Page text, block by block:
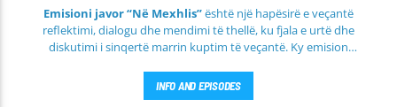
Emisioni javor “Në Mexhlis”është një hapësirë e veçantë
reflektimi, dialogu dhe mendimi të thellë, ku fjala e urtë dhe
diskutimi i sinqertë marrin kuptim të veçantë. Ky emision
publiku një formë komunikimi të hapur, të qetë dhe shumë
përmbajtësore
INFO AND EPISODES